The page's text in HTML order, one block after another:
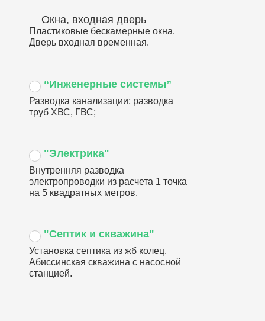
Окна, входная дверь
Пластиковые бескамерные окна.
Дверь входная временная.
“Инженерные системы”
Разводка канализации; разводка
труб ХВС, ГВС;
"Электрика"
Внутренняя разводка
электропроводки из расчета 1 точка
на 5 квадратных метров.
"Септик и скважина"
Установка септика из жб колец.
Абиссинская скважина с насосной
станцией.